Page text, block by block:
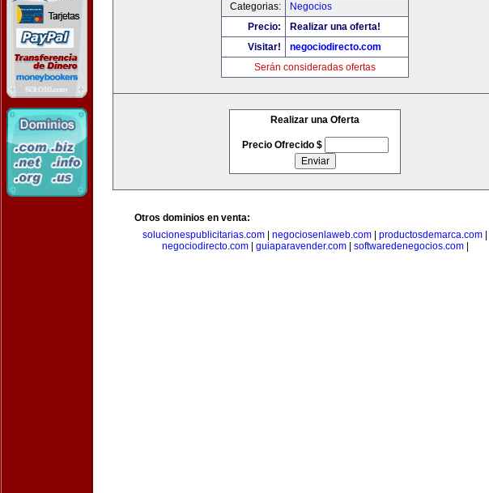
Categorias:
Negocios
Precio:
Realizar una oferta!
Visitar!
negociodirecto.com
Serán consideradas ofertas
Realizar una Oferta
Precio Ofrecido $
Otros dominios en venta:
solucionespublicitarias.com
negociosenlaweb.com productosdemarca.com
negociodirecto.com| guiaparavender.com| softwaredenegocios.com|